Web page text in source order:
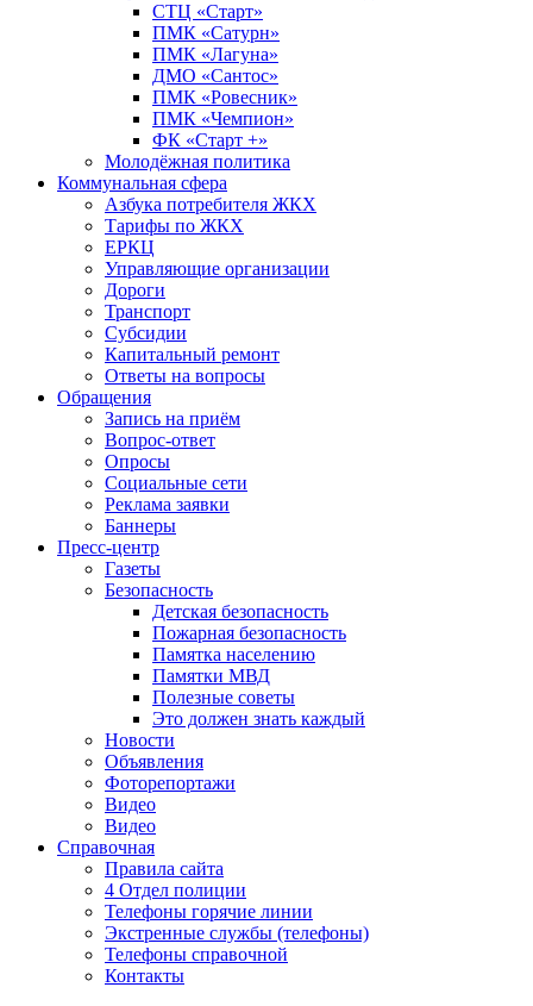
СТЦ «Старт»
ПМК «Сатурн»
ПМК «Лагуна»
ДМО «Сантос»
ПМК «Ровесник»
ПМК «Чемпион»
ФК «Старт +»
Молодёжная политика
Коммунальная сфера
Азбука потребителя ЖКХ
Тарифы по ЖКХ
ЕРКЦ
Управляющие организации
Дороги
Транспорт
Субсидии
Капитальный ремонт
Ответы на вопросы
Обращения
Запись на приём
Вопрос-ответ
Опросы
Социальные сети
Реклама заявки
Баннеры
Пресс-центр
Газеты
Безопасность
Детская безопасность
Пожарная безопасность
Памятка населению
Памятки МВД
Полезные советы
Это должен знать каждый
Новости
Объявления
Фоторепортажи
Видео
Видео
Справочная
Правила сайта
4 Отдел полиции
Телефоны горячие линии
Экстренные службы (телефоны)
Телефоны справочной
Контакты